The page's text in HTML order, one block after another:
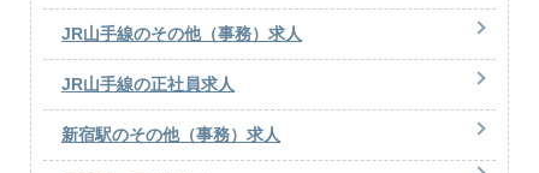
JR山手線のその他（事務）求人
JR山手線の正社員求人
新宿駅のその他（事務）求人